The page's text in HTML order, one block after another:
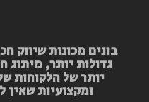
בונים מכונות שיווק
גדולות יותר, מיתוג
יותר של הלקוחות
ומקצועיות שאין